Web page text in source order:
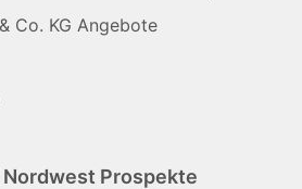
Co. KG Angebote
Prospekte